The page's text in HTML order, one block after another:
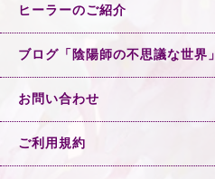
ヒーラーのご紹介
ブログ「陰陽師の不思議な世界」
お問い合わせ
ご利用規約